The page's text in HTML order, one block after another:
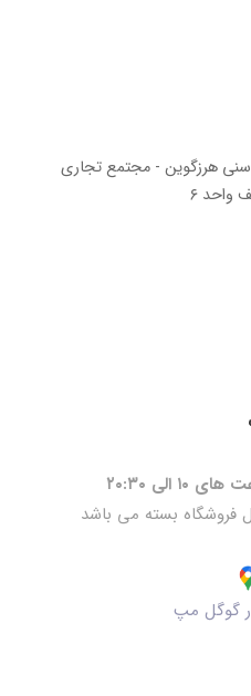
هرزگوین - مجتمع تجاری
الی ۲۰:۳۰
فروشگاه بسته می باشد
گوگل مپ